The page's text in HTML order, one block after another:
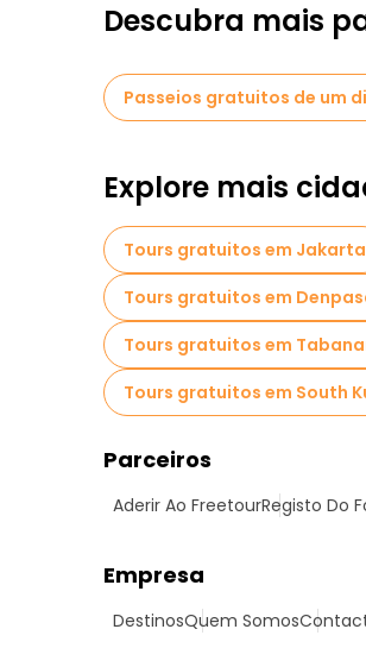
Descubra mais
Passeios gratuitos de um
Explore mais
Tours gratuitos em Jakarta
Tours gratuitos em
Tours gratuitos em
Tours gratuitos em South
Parceiros
Aderir Ao FreetourRegisto Do
Empresa
DestinosQuem Somos